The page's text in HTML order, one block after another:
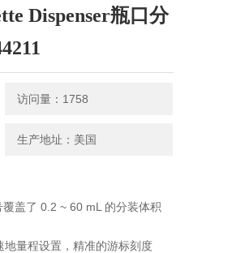
Dispenser瓶口分
访问量：1758
生产地址：美国
盖了 0.2 ~ 60 mL 的分装体积
量程设置，精准的游标刻度